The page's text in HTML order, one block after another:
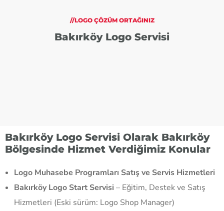
//LOGO ÇÖZÜM ORTAĞINIZ
Bakırköy Logo Servisi
Bakırköy Logo Servisi Olarak Bakırköy
Bölgesinde Hizmet Verdiğimiz Konular
Logo Muhasebe Programları Satış ve Servis Hizmetleri
Bakırköy Logo Start Servisi – Eğitim, Destek ve Satış
Hizmetleri (Eski sürüm: Logo Shop Manager)